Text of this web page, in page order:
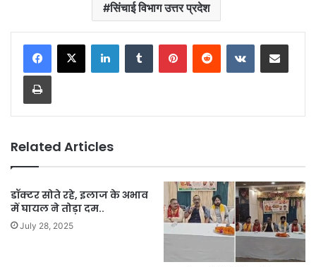
सिंचाई विभाग उत्तर प्रदेश
LinkedInTumblr PinterestReddit VKontakteShare via Email
Print
Related Articles
डॉक्टर सोते रहे, इलाज के अभाव
में घायल ने तोड़ा दम..
July 28, 2025